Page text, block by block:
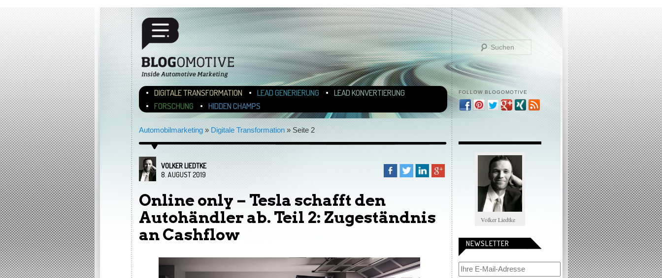
Hauptmenü
ZUM INHALT WECHSELN
ZUM SEKUNDÄREN INHALT WECHSELN
DIGITALE TRANSFORMATION LEAD GENERIERUNG
LEAD KONVERTIERUNG
FORSCHUNG
HIDDEN CHAMPS
FOLLOW BLOGOMOTIVE
Automobilmarketing» Digitale Transformation» Seite 2
VOLKER LIEDTKE
8. AUGUST 2019
Online only – Tesla schafft den
Autohändler ab. Teil 2: Zugeständnis
an Cashflow
Volker Liedtke
NEWSLETTER